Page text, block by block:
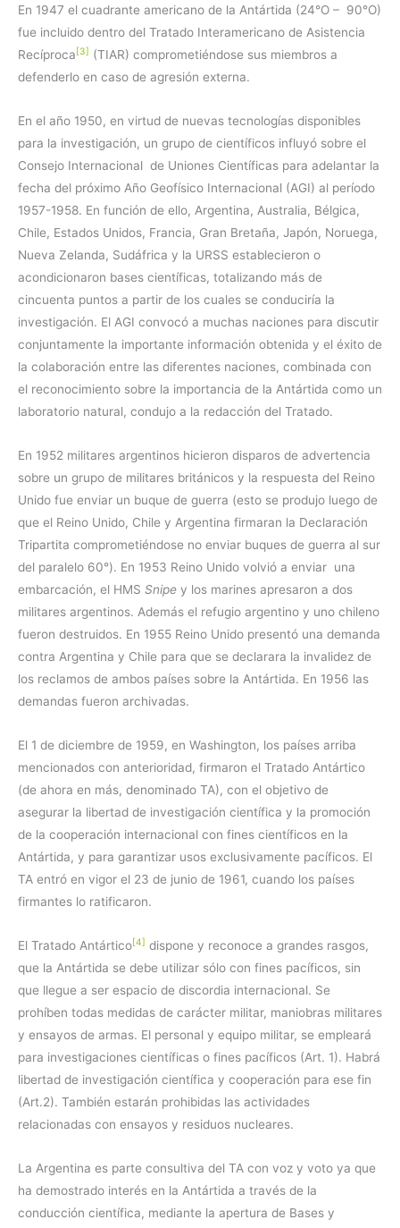
En 1947 el cuadrante americano de la Antártida (24°O – 90°O)
fue incluido dentro del Tratado Interamericano de Asistencia
Recíproca[3] (TIAR) comprometiéndose sus miembros a
defenderlo en caso de agresión externa.
En el año 1950, en virtud de nuevas tecnologías disponibles
para la investigación, un grupo de científicos influyó sobre el
Consejo Internacional de Uniones Científicas para adelantar la
fecha del próximo Año Geofísico Internacional (AGI) al período
1957-1958. En función de ello, Argentina, Australia, Bélgica,
Chile, Estados Unidos, Francia, Gran Bretaña, Japón, Noruega,
Nueva Zelanda, Sudáfrica y la URSS establecieron o
acondicionaron bases científicas, totalizando más de
cincuenta puntos a partir de los cuales se conduciría la
investigación. El AGI convocó a muchas naciones para discutir
conjuntamente la importante información obtenida y el éxito de
la colaboración entre las diferentes naciones, combinada con
el reconocimiento sobre la importancia de la Antártida como un
laboratorio natural, condujo a la redacción del Tratado.
En 1952 militares argentinos hicieron disparos de advertencia
sobre un grupo de militares británicos y la respuesta del Reino
Unido fue enviar un buque de guerra (esto se produjo luego de
que el Reino Unido, Chile y Argentina firmaran la Declaración
Tripartita comprometiéndose no enviar buques de guerra al sur
del paralelo 60°). En 1953 Reino Unido volvió a enviar una
embarcación, el HMS Snipe y los marines apresaron a dos
militares argentinos. Además el refugio argentino y uno chileno
fueron destruidos. En 1955 Reino Unido presentó una demanda
contra Argentina y Chile para que se declarara la invalidez de
los reclamos de ambos países sobre la Antártida. En 1956 las
demandas fueron archivadas.
El 1 de diciembre de 1959, en Washington, los países arriba
mencionados con anterioridad, firmaron el Tratado Antártico
(de ahora en más, denominado TA), con el objetivo de
asegurar la libertad de investigación científica y la promoción
de la cooperación internacional con fines científicos en la
Antártida, y para garantizar usos exclusivamente pacíficos. El
TA entró en vigor el 23 de junio de 1961, cuando los países
firmantes lo ratificaron.
El Tratado Antártico[4] dispone y reconoce a grandes rasgos,
que la Antártida se debe utilizar sólo con fines pacíficos, sin
que llegue a ser espacio de discordia internacional. Se
prohíben todas medidas de carácter militar, maniobras militares
y ensayos de armas. El personal y equipo militar, se empleará
para investigaciones científicas o fines pacíficos (Art. 1). Habrá
libertad de investigación científica y cooperación para ese fin
(Art.2). También estarán prohibidas las actividades
relacionadas con ensayos y residuos nucleares.
La Argentina es parte consultiva del TA con voz y voto ya que
ha demostrado interés en la Antártida a través de la
conducción científica, mediante la apertura de Bases y